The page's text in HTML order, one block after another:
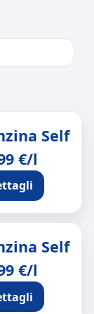
Self
€/l
Self
€/l